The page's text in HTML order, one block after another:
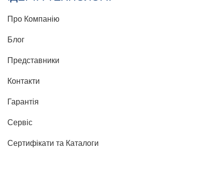
Про Компанію
Блог
Представники
Контакти
Гарантія
Сервіс
Сертифікати та Каталоги